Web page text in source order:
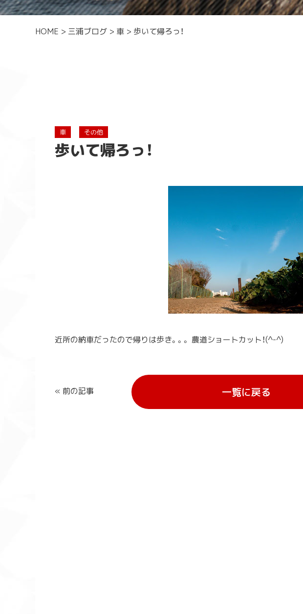
HOME > 三浦ブログ > 車 > 歩いて帰ろっ！
車 その他
歩いて帰ろっ！
近所の納車だったので帰りは歩き。。。 農道ショートカット！(^-^)
« 前の記事 一覧に戻る